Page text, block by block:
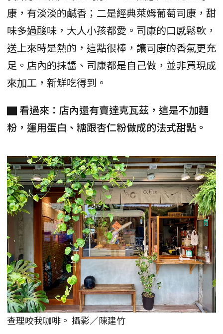
康，有淡淡的鹹香；二是經典萊姆葡萄司康，甜
味多過酸味，大人小孩都愛。司康的口感鬆軟，
送上來時是熱的，這點很棒，讓司康的香氣更充
足。店內的抹醬、司康都是自己做，並非買現成
來加工，新鮮吃得到。
▇ 看過來：店內還有賣達克瓦茲，這是不加麵
粉，運用蛋白、糖跟杏仁粉做成的法式甜點。
查理咬我咖啡。 攝影／陳建竹